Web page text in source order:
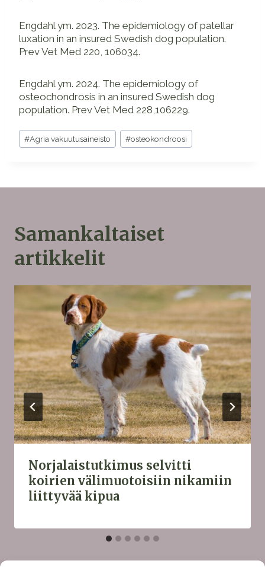
Engdahl ym. 2023. The epidemiology of patellar
luxation in an insured Swedish dog population.
Prev Vet Med 220, 106034.
Engdahl ym. 2024. The epidemiology of
osteochondrosis in an insured Swedish dog
population. Prev Vet Med 228,106229.
Avainsanat:
#Agria vakuutusaineisto #osteokondroosi
Samankaltaiset
artikkelit
Norjalaistutkimus selvitti
koirien välimuotoisiin nikamiin
liittyvää kipua